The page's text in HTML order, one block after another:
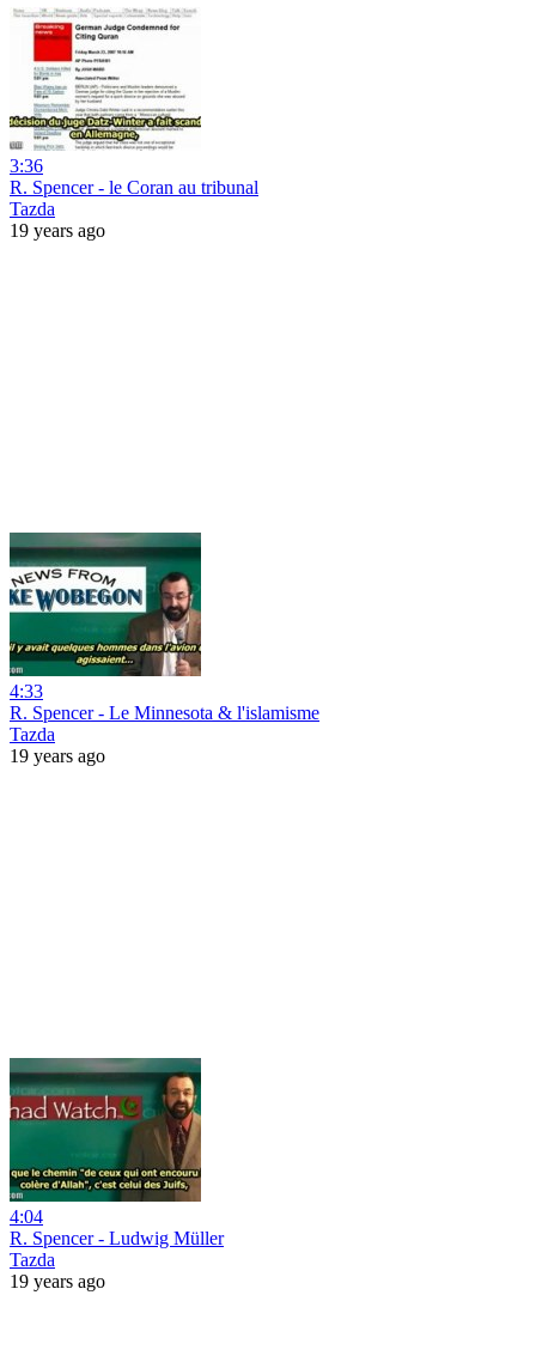
3:36
R. Spencer - le Coran au tribunal
Tazda
19 years ago
4:33
R. Spencer - Le Minnesota & l'islamisme
Tazda
19 years ago
4:04
R. Spencer - Ludwig Müller
Tazda
19 years ago